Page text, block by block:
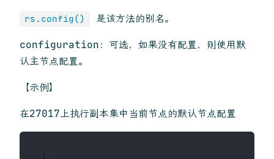
rs.config() 是该方法的别名。
configuration：可选，如果没有配置，则使用默
认主节点配置。
【示例】
在27017上执行副本集中当前节点的默认节点配置